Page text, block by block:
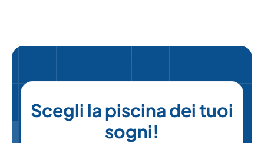
Scegli la piscina dei tuoi
sogni!